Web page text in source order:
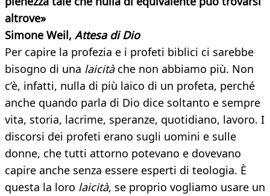
altrove»
Simone Weil, Attesa di Dio
Per capire la profezia e i profeti biblici ci sarebbe
bisogno di una laicitàche non abbiamo più. Non
c’è, infatti, nulla di più laico di un profeta, perché
anche quando parla di Dio dice soltanto e sempre
vita, storia, lacrime, speranze, quotidiano, lavoro. I
discorsi dei profeti erano sugli uomini e sulle
donne, che tutti attorno potevano e dovevano
capire anche senza essere esperti di teologia. È
questa la loro laicità, se proprio vogliamo usare un